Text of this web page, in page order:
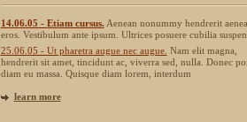
14.06.05 - Etiam cursus. Aenean nonummy hendrerit
eros. Vestibulum ante ipsum. Ultrices posuere cubilia
25.06.05 - Ut pharetra augue nec augue. Nam elit magna,
hendrerit sit amet, tincidunt ac, viverra sed, nulla. Donec
diam eu massa. Quisque diam lorem, interdum
learn more